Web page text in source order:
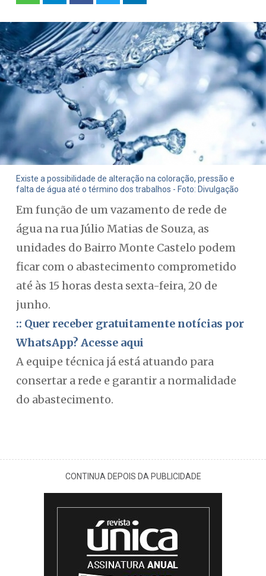
Existe a possibilidade de alteração na coloração, pressão e
falta de água até o término dos trabalhos - Foto: Divulgação
Em função de um vazamento de rede de
água na rua Júlio Matias de Souza, as
unidades do Bairro Monte Castelo podem
ficar com o abastecimento comprometido
até às 15 horas desta sexta-feira, 20 de
junho.
:: Quer receber gratuitamente notícias por
WhatsApp? Acesse aqui
A equipe técnica já está atuando para
consertar a rede e garantir a normalidade
do abastecimento.
CONTINUA DEPOIS DA PUBLICIDADE